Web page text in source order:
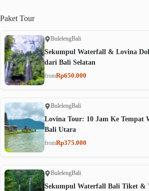
Paket Tour
BulelengBali
Sekumpul Waterfall & Lovina
dari Bali Selatan
fromRp650.000
BulelengBali
Lovina Tour: 10 Jam Ke Tempat
Bali Utara
fromRp375.000
BulelengBali
Sekumpul Waterfall Bali Tiket &